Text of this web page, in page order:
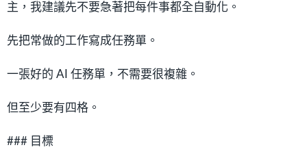
主，我建議先不要急著把每件事都全自動化。
先把常做的工作寫成任務單。
一張好的 AI 任務單，不需要很複雜。
但至少要有四格。
### 目標